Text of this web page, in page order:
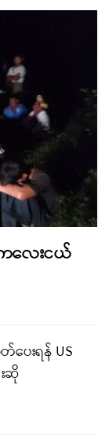
လေးငယ်
ပေးရန် US
ဆို